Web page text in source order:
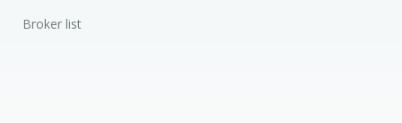
Broker list